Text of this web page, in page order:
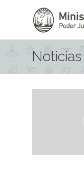
Noticias